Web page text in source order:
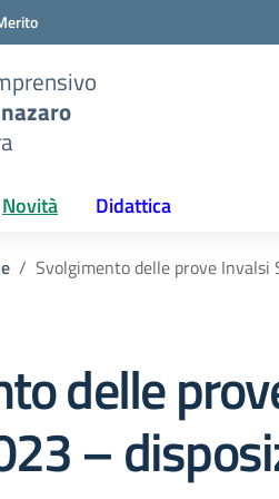
Novità Didattica
Svolgimento delle prove
delle
–